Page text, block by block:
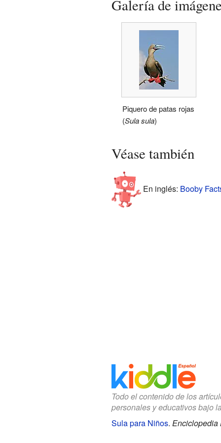
Galería de
Piquero de patas rojas
(Sula sula)
Véase también
En inglés: Booby
Todo el contenido de los
personales y educativos bajo
Sula para Niños. Enciclopedia